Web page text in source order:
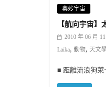
奧妙宇宙
【航向宇宙】
2010 年 06 月 11
Laika, 動物, 天文
■ 距離流浪狗